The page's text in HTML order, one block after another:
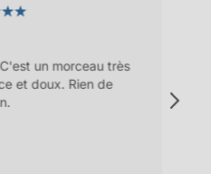
un morceau très
doux. Rien de